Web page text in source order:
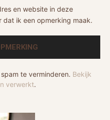
en website in deze
ik een opmerking maak.
te verminderen. Bekijk
verwerkt.